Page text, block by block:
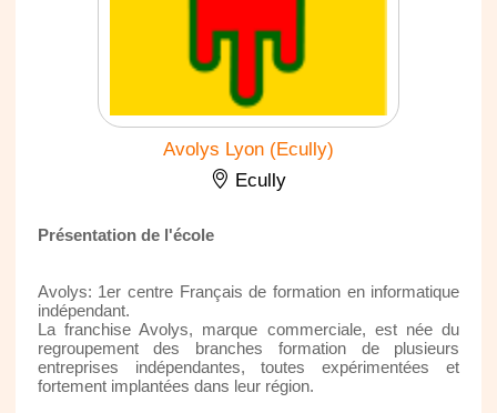
Avolys Lyon (Ecully)
Ecully
Présentation de l'école
Avolys: 1er centre Français de formation en informatique
indépendant.
La franchise Avolys, marque commerciale, est née du
regroupement des branches formation de plusieurs
entreprises indépendantes, toutes expérimentées et
fortement implantées dans leur région.